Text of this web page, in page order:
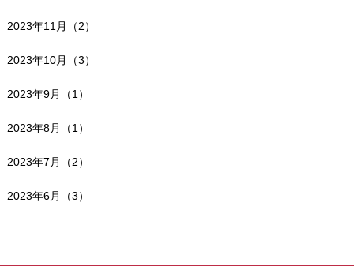
2023年11月（2）
2023年10月（3）
2023年9月（1）
2023年8月（1）
2023年7月（2）
2023年6月（3）